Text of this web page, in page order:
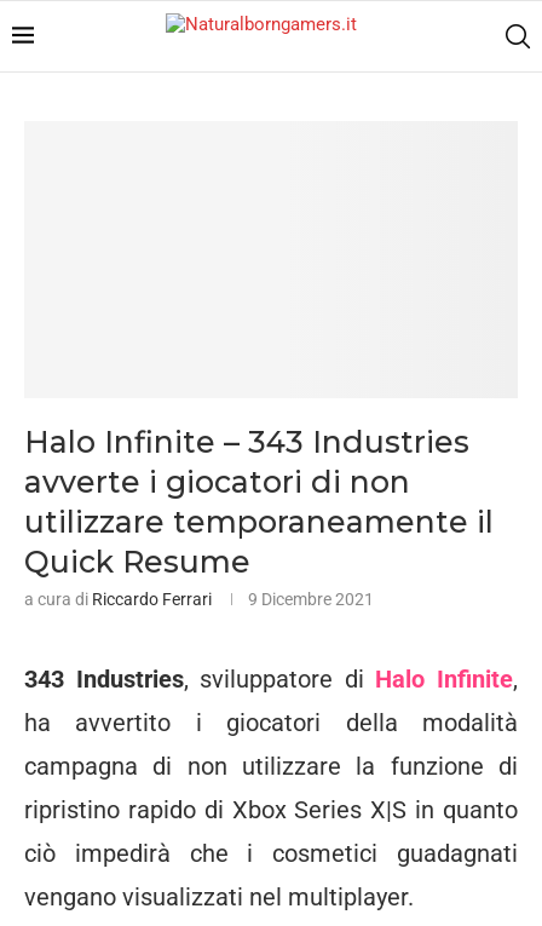
Halo Infinite – 343 Industries
avverte i giocatori di non
utilizzare temporaneamente il
Quick Resume
a cura di Riccardo Ferrari 9 Dicembre 2021
343 Industries, sviluppatore di Halo Infinite,
ha avvertito i giocatori della modalità
campagna di non utilizzare la funzione di
ripristino rapido di Xbox Series X|S in quanto
ciò impedirà che i cosmetici guadagnati
vengano visualizzati nel multiplayer.